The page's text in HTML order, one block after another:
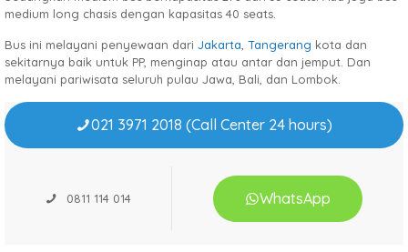
medium long chasis dengan kapasitas 40 seats.
Bus ini melayani penyewaan dari Jakarta Tangerang kota dan
sekitarnya baik untuk PP, menginap atau antar dan jemput. Dan
melayani pariwisata seluruh pulau Jawa, Bali, dan Lombok.
021 3971 2018 (Call Center 24 hours)
0811 114 014 WhatsApp